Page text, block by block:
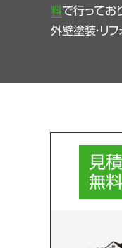
料で行ってお
外壁塗装・リ
見積
無料